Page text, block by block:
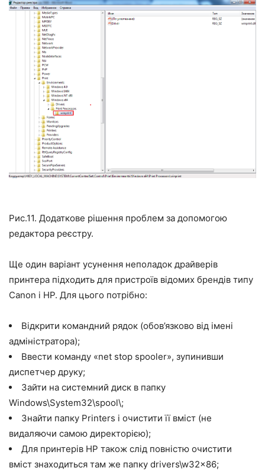
Рис.11. Додаткове рішення проблем за допомогою
редактора реєстру.
Ще один варіант усунення неполадок драйверів
принтера підходить для пристроїв відомих брендів типу
Canon і HP. Для цього потрібно:
Відкрити командний рядок (обов’язково від імені
адміністратора);
Ввести команду «net stop spooler», зупинивши
диспетчер друку;
Зайти на системний диск в папку
Windows\System32\spool\;
Знайти папку Printers і очистити її вміст (не
видаляючи самою директорією);
Для принтерів HP також слід повністю очистити
вміст знаходиться там же папку drivers\w32×86;